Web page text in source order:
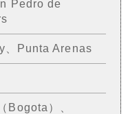
Pedro de
、Punta Arenas
Bogota）、